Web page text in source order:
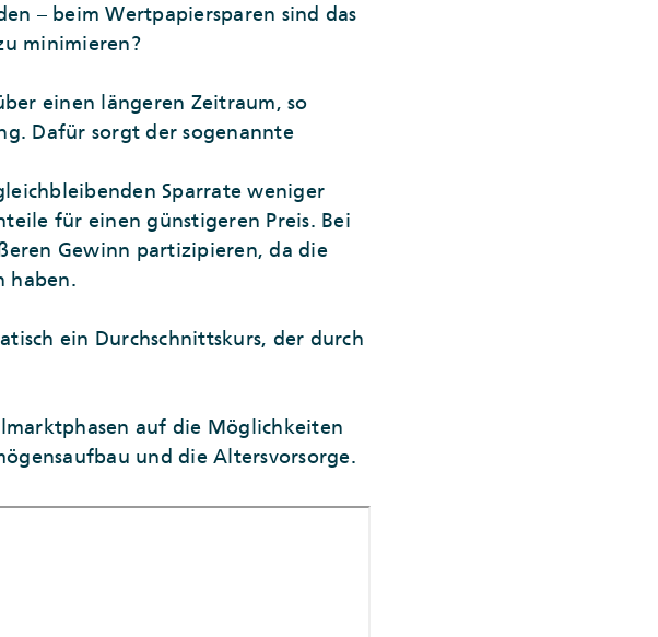
– beim Wertpapiersparen sind das
minimieren?
einen längeren Zeitraum, so
Dafür sorgt der sogenannte
Sparrate weniger
für einen günstigeren Preis. Bei
Gewinn partizipieren, da die
haben.
ein Durchschnittskurs, der durch
auf die Möglichkeiten
und die Altersvorsorge.